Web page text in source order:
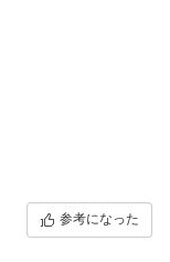
浄」効果も十分
参考になった